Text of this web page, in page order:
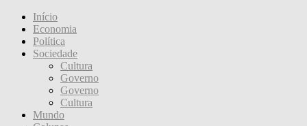
Início
Economia
Política
Sociedade
Cultura
Governo
Governo
Cultura
Mundo